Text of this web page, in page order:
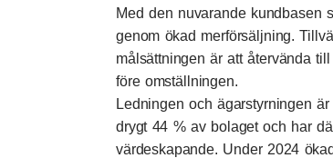
Med den nuvarande kundbasen
genom ökad merförsäljning.
målsättningen är att återvända
före omställningen.
Ledningen och ägarstyrningen
drygt 44 % av bolaget och har
värdeskapande. Under 2024